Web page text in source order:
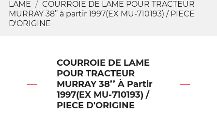
LAME
COURROIE DE LAME POUR TRACTEUR
MURRAY 38’’ à partir 1997(EX MU-710193) / PIECE
D'ORIGINE
COURROIE DE LAME
POUR TRACTEUR
MURRAY 38’’ À Partir
1997(EX MU-710193) /
PIECE D'ORIGINE